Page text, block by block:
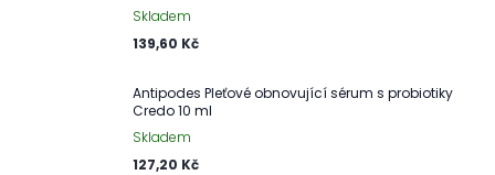
Skladem
139,60 Kč
Antipodes Pleťové obnovující sérum s probiotiky
Credo 10 ml
Skladem
127,20 Kč